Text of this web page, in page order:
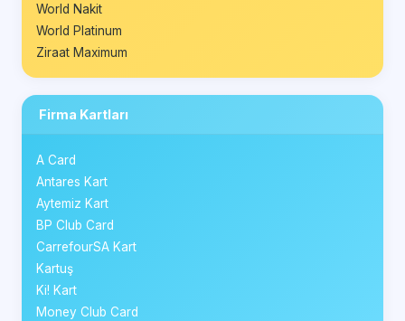
World Nakit
World Platinum
Ziraat Maximum
Firma Kartları
A Card
Antares Kart
Aytemiz Kart
BP Club Card
CarrefourSA Kart
Kartuş
Ki! Kart
Money Club Card